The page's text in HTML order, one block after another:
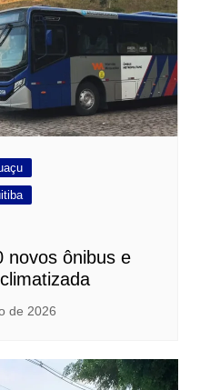
novos ônibus e
de 2026